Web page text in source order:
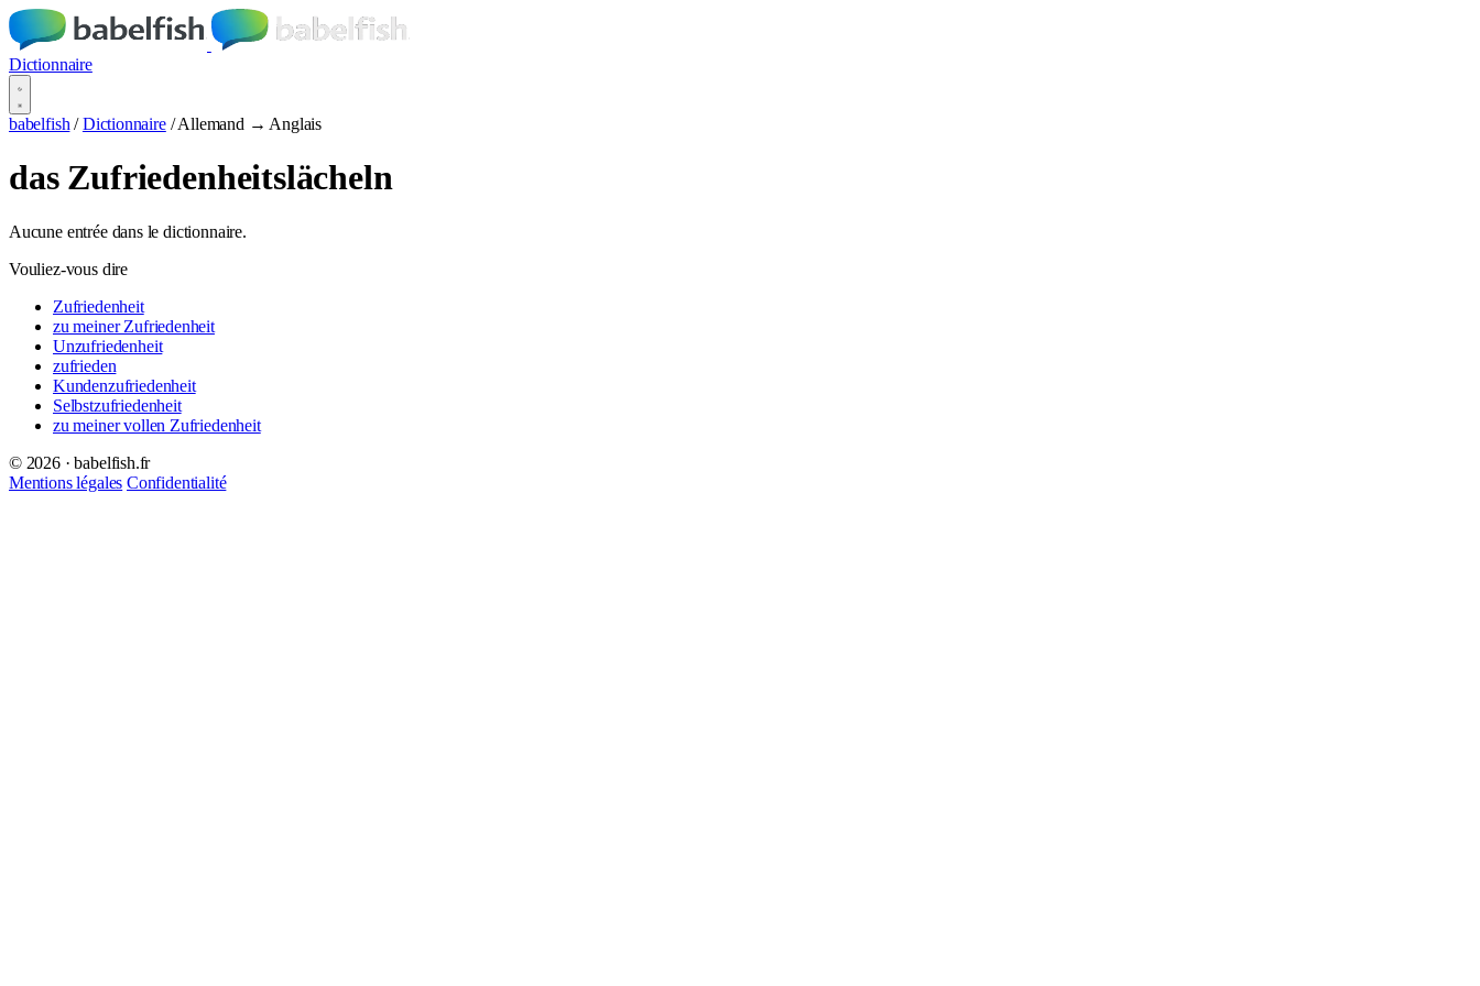
Dictionnaire
babelfish / Dictionnaire / Allemand → Anglais
das Zufriedenheitslächeln
Aucune entrée dans le dictionnaire.
Vouliez-vous dire
Zufriedenheit
zu meiner Zufriedenheit
Unzufriedenheit
zufrieden
Kundenzufriedenheit
Selbstzufriedenheit
zu meiner vollen Zufriedenheit
© 2026 · babelfish.fr
Mentions légales Confidentialité